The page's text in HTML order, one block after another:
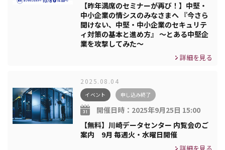
【昨年満席のセミナーが再び！】中堅・
中小企業の情シスのみなさまへ 『今さら
聞けない、中堅・中小企業のセキュリテ
ィ対策の基本と進め方』 ～とある中堅企
業を攻撃してみた～
詳細を見る
2025.08.04
イベント 申し込み終了
開催日時： 2025年9月25日 15:00
【無料】川崎データセンター 内覧会のご
案内 9月 毎週火・水曜日開催